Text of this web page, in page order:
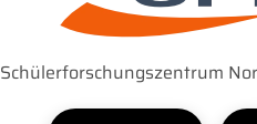
Schülerforschungszentrum